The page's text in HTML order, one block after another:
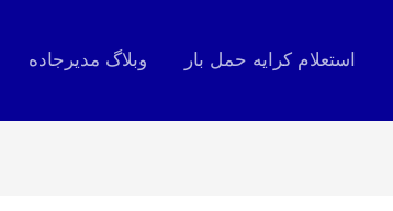
استعلام کرایه حمل بار وبلاگ مدیرجاده